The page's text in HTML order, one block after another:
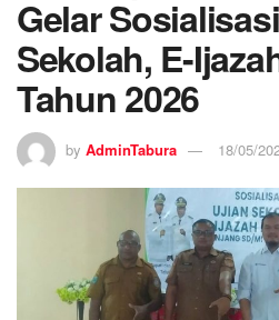
Gelar
Sekolah, E-
Tahun 2026
by AdminTabura 18/05/